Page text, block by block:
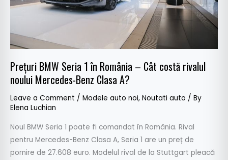
Prețuri BMW Seria 1 în România – Cât costă rivalul
noului Mercedes-Benz Clasa A?
Leave a Comment / Modele auto noi, Noutati auto / By
Elena Luchian
Noul BMW Seria 1 poate fi comandat în România. Rival
pentru Mercedes-Benz Clasa A, Seria 1 are un preț de
pornire de 27.608 euro. Modelul rival de la Stuttgart pleacă
Cât
rivalul
noului
Benz
Clasa
A?